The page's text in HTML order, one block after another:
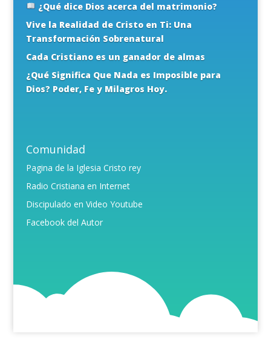
¿Qué dice Dios acerca del matrimonio?
Vive la Realidad de Cristo en Ti: Una
Transformación Sobrenatural
Cada Cristiano es un ganador de almas
¿Qué Significa Que Nada es Imposible para
Dios? Poder, Fe y Milagros Hoy.
Comunidad
Pagina de la Iglesia Cristo rey
Radio Cristiana en Internet
Discipulado en Video Youtube
Facebook del Autor